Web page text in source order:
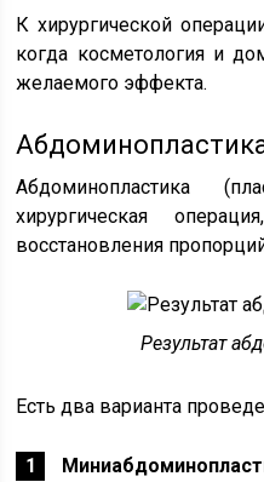
К хирургической
когда косметология и
желаемого эффекта.
Абдоминопластика
хирургическая
восстановления
Результат
Есть два варианта